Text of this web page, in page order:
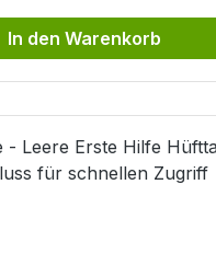
In den Warenkorb